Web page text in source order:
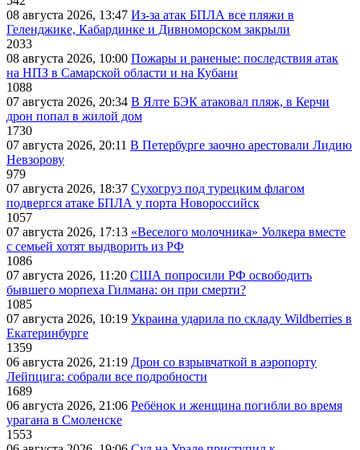
08 августа 2026, 13:47 Из-за атак БПЛА все пляжи в
Геленджике, Кабардинке и Дивноморском закрыли
2033
08 августа 2026, 10:00 Пожары и раненые: последствия атак
на НПЗ в Самарской области и на Кубани
1088
07 августа 2026, 20:34 В Ялте БЭК атаковал пляж, в Керчи
дрон попал в жилой дом
1730
07 августа 2026, 20:11 В Петербурге заочно арестовали Лидию
Невзорову
979
07 августа 2026, 18:37 Сухогруз под турецким флагом
подвергся атаке БПЛА у порта Новороссийск
1057
07 августа 2026, 17:13 «Веселого молочника» Уолкера вместе
с семьей хотят выдворить из РФ
1086
07 августа 2026, 11:20 США попросили РФ освободить
бывшего морпеха Гилмана: он при смерти?
1085
07 августа 2026, 10:19 Украина ударила по складу Wildberries в
Екатеринбурге
1359
06 августа 2026, 21:19 Дрон со взрывчаткой в аэропорту
Лейпцига: собрали все подробности
1689
06 августа 2026, 21:06 Ребёнок и женщина погибли во время
урагана в Смоленске
1553